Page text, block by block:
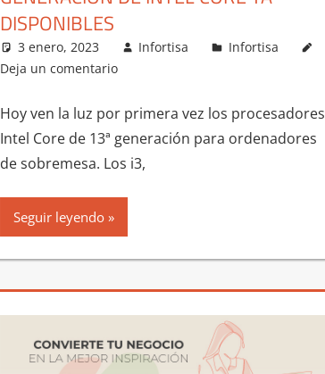
DISPONIBLES
3 enero, 2023 Infortisa
Infortisa
Deja un comentario
Hoy ven la luz por primera vez los procesadores
Intel Core de 13ª generación para ordenadores
de sobremesa. Los i3,
Seguir leyendo